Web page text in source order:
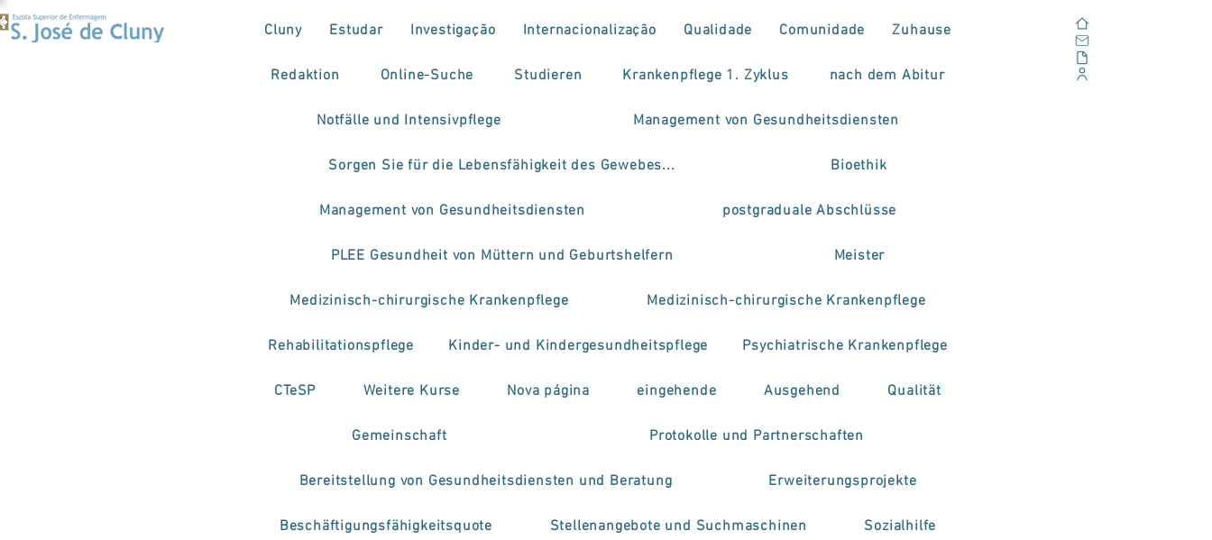
Cluny Estudar Investigação Internacionalização Qualidade Comunidade Zuhause
Redaktion Online-Suche Studieren Krankenpflege 1. Zyklus nach dem Abitur
Notfälle und Intensivpflege Management von Gesundheitsdiensten
Sorgen Sie für die Lebensfähigkeit des Gewebes... Bioethik
Management von Gesundheitsdiensten postgraduale Abschlüsse
PLEE Gesundheit von Müttern und Geburtshelfern Meister
Medizinisch-chirurgische Krankenpflege Medizinisch-chirurgische Krankenpflege
Rehabilitationspflege Kinder- und Kindergesundheitspflege Psychiatrische Krankenpflege
CTeSP Weitere Kurse Nova página eingehende Ausgehend Qualität
Gemeinschaft Protokolle und Partnerschaften
Bereitstellung von Gesundheitsdiensten und Beratung Erweiterungsprojekte
Beschäftigungsfähigkeitsquote Stellenangebote und Suchmaschinen Sozialhilfe